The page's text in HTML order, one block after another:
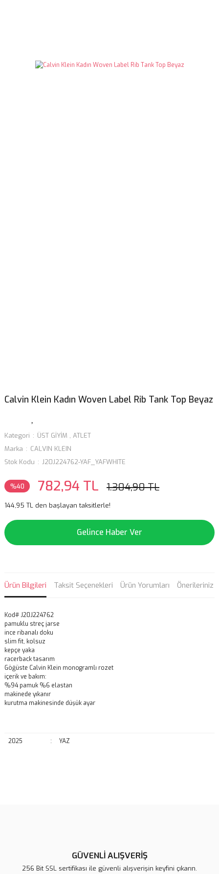
Calvin Klein Kadın Woven Label Rib Tank Top Beyaz
Kategori ÜST GİYİM , ATLET
Marka
CALVIN KLEIN
Stok Kodu
J20J224762-YAF_YAFWHITE
%40 782,94 TL 1.304,90 TL
144,95 TL den başlayan taksitlerle!
Gelince Haber Ver
Ürün Bilgileri Taksit Seçenekleri Ürün Yorumları Önerileriniz
Kod# J20J224762
pamuklu streç jarse
ince ribanalı doku
slim fit, kolsuz
kepçe yaka
racerback tasarım
Göğüste Calvin Klein monogramlı rozet
içerik ve bakım:
%94 pamuk %6 elastan
makinede yıkanır
kurutma makinesinde düşük ayar
2025 : YAZ
Ürün açıklamasında eksik bilgiler bulunuyor.
GÜVENLİ ALIŞVERİŞ
256 Bit SSL sertifikası ile güvenli alışverişin keyfini çıkarın.